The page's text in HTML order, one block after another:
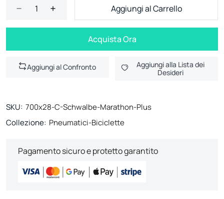
Aggiungi al Carrello
Acquista Ora
Aggiungi al Confronto
Aggiungi alla Lista dei
Desideri
SKU: 700x28-C-Schwalbe-Marathon-Plus
Collezione: Pneumatici-Biciclette
Pagamento sicuro e protetto garantito